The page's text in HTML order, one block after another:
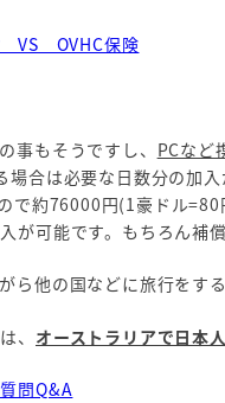
VS OVHC保険
事もそうですし、 PCなど
合は必要な日数分の加
で約76000円(1豪ドル
が可能です。もちろん補
ら他の国などに旅行をす
、 オーストラリアで日本
問Q&A